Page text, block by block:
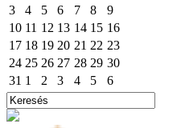
3
4 5 6 7 8
9
10 11 12 13 14 15 16
17 18 19 20 21 22 23
24 25 26 27 28 29 30
31 1 2 3 4 5 6